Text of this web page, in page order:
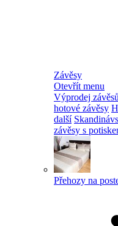
Závěsy
Otevřít menu
Výprodej závěsů
hotové závěsy
další
závěsy s
Přehozy na